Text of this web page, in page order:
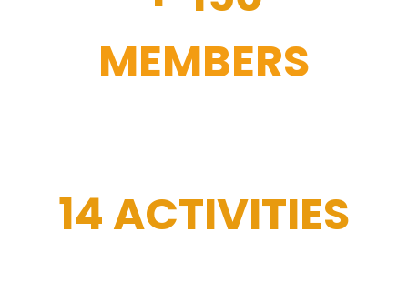
MEMBERS
14 ACTIVITIES